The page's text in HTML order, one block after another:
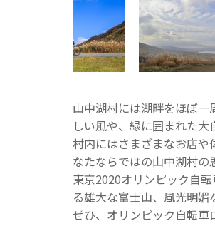
山中湖村には湖畔をほぼ
しい風や、緑に囲まれた大
村内にはさまざまなお店や
なたならではの山中湖村の
東京2020オリンピック自
る雄大な富士山、風光明媚
ぜひ、オリンピック自転車